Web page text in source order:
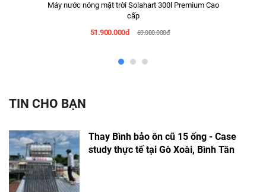
Máy nước nóng mặt trời Solahart 300l Premium Cao
cấp
51.900.000đ
69.000.000đ
TIN CHO BẠN
Thay Bình bảo ôn cũ 15 ống - Case
study thực tế tại Gò Xoài, Bình Tân